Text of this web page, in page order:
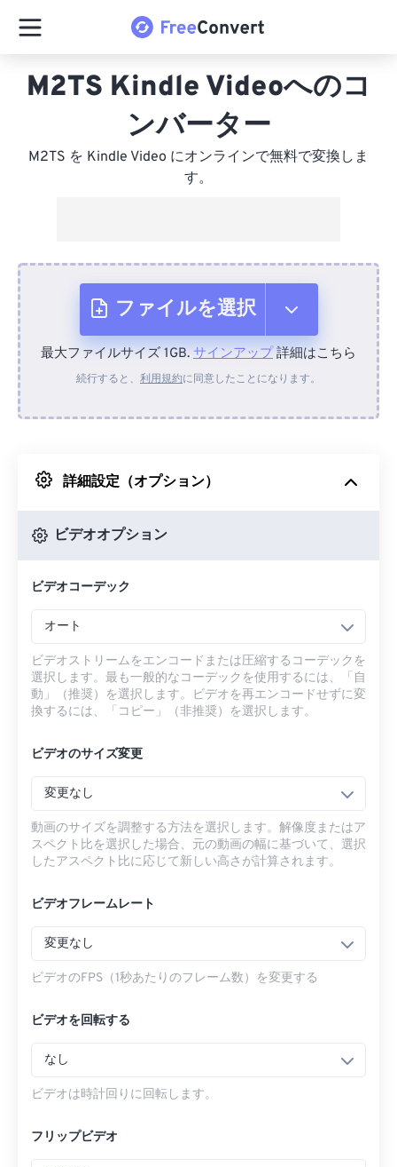
M2TS Kindle Videoへのコ
ンバーター
M2TS を Kindle Video にオンラインで無料で変換しま
す。
ファイルを選択
デバイスから
Googleドライブから
最大ファイルサイズ 1GB. サインアップ詳細はこちら
続行すると、 利用規約に同意したことになります。
詳細設定（オプション）
ビデオオプション
ビデオコーデック
オート
ビデオストリームをエンコードまたは圧縮するコーデックを
選択します。最も一般的なコーデックを使用するには、「自
動」（推奨）を選択します。ビデオを再エンコードせずに変
換するには、「コピー」（非推奨）を選択します。
ビデオのサイズ変更
変更なし
動画のサイズを調整する方法を選択します。解像度またはア
スペクト比を選択した場合、元の動画の幅に基づいて、選択
したアスペクト比に応じて新しい高さが計算されます。
ビデオフレームレート
変更なし
ビデオのFPS（1秒あたりのフレーム数）を変更する
ビデオを回転する
なし
ビデオは時計回りに回転します。
フリップビデオ